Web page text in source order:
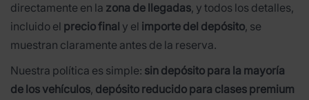
directamente en la zona de llegadas, y todos los detalles,
incluido el precio final y el importe del depósito, se
muestran claramente antes de la reserva.
Nuestra política es simple: sin depósito para la mayoría
de los vehículos, depósito reducido para clases premium